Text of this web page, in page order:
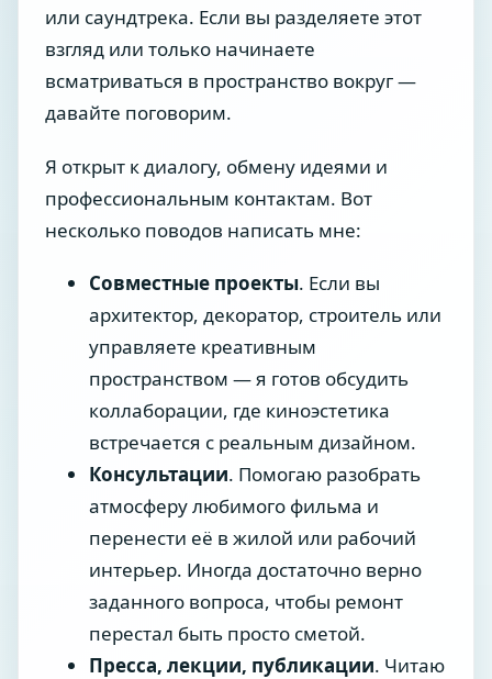
или саундтрека. Если вы разделяете этот
взгляд или только начинаете
всматриваться в пространство вокруг —
давайте поговорим.
Я открыт к диалогу, обмену идеями и
профессиональным контактам. Вот
несколько поводов написать мне:
Совместные проекты. Если вы
архитектор, декоратор, строитель или
управляете креативным
пространством — я готов обсудить
коллаборации, где киноэстетика
встречается с реальным дизайном.
Консультации. Помогаю разобрать
атмосферу любимого фильма и
перенести её в жилой или рабочий
интерьер. Иногда достаточно верно
заданного вопроса, чтобы ремонт
перестал быть просто сметой.
Пресса, лекции, публикации. Читаю